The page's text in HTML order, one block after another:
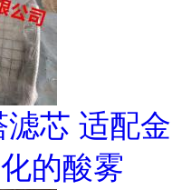
芯 适配金
的酸雾